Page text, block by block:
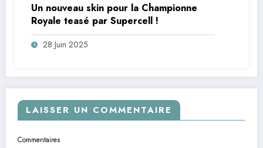
Un nouveau skin pour la Championne
Royale teasé par Supercell !
28 Juin 2025
LAISSER UN COMMENTAIRE
Commentaires